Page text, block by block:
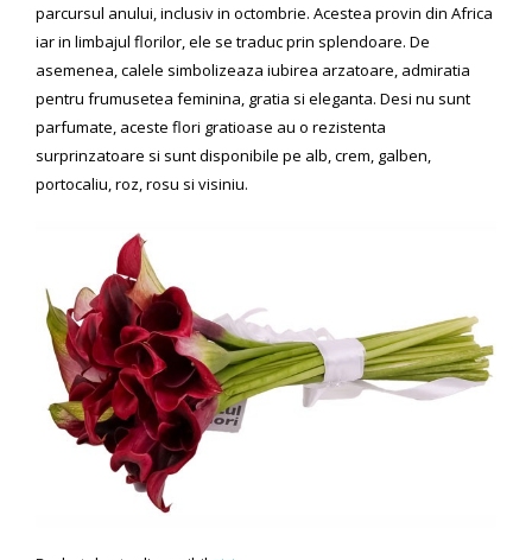
parcursul anului, inclusiv in octombrie. Acestea provin din Africa
iar in limbajul florilor, ele se traduc prin splendoare. De
asemenea, calele simbolizeaza iubirea arzatoare, admiratia
pentru frumusetea feminina, gratia si eleganta. Desi nu sunt
parfumate, aceste flori gratioase au o rezistenta
surprinzatoare si sunt disponibile pe alb, crem, galben,
portocaliu, roz, rosu si visiniu.